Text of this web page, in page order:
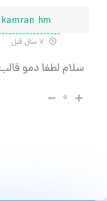
kamran hm
سلام لطفا دمو
۰